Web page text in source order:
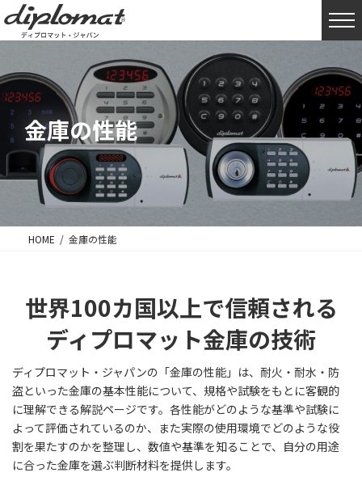
金庫の性能
HOME 金庫の性能
世界100カ国以上で信頼される
ディプロマット金庫の技術
ディプロマット・ジャパンの「金庫の性能」は、耐火・耐水・防
盗といった金庫の基本性能について、規格や試験をもとに客観的
に理解できる解説ページです。各性能がどのような基準や試験に
よって評価されているのか、また実際の使用環境でどのような役
割を果たすのかを整理し、数値や基準を知ることで、自分の用途
に合った金庫を選ぶ判断材料を提供します。